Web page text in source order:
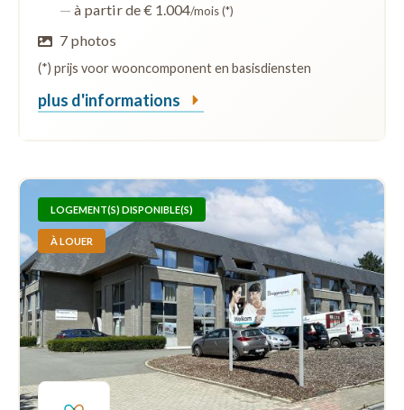
— à partir de € 1.004/mois (*)
7 photos
(*) prijs voor wooncomponent en basisdiensten
plus d'informations
LOGEMENT(S) DISPONIBLE(S)
À LOUER